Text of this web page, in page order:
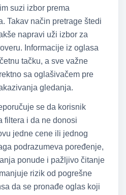
suzi izbor prema
Takav način pretrage štedi
napravi uži izbor za
Informacije iz oglasa
tačku, a sve važne
sa oglašivačem pre
gledanja.
se da korisnik
filtera i da ne donosi
jedne cene ili jednog
podrazumeva poređenje,
ponude i pažljivo čitanje
rizik od pogrešne
da se pronađe oglas koji